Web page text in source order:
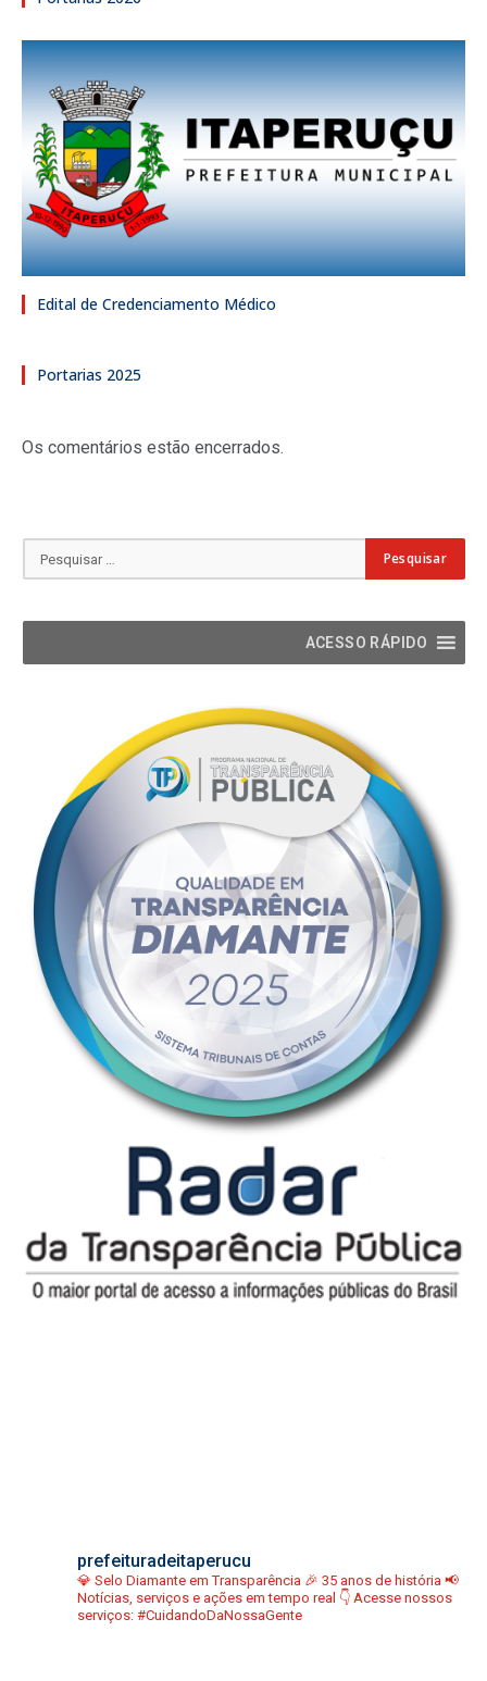
Edital de Credenciamento Médico
Portarias 2025
Os comentários estão encerrados.
ACESSO RÁPIDO
prefeituradeitaperucu
💎 Selo Diamante em Transparência 🎉 35 anos de história 📢
Notícias, serviços e ações em tempo real 👇 Acesse nossos
serviços: #CuidandoDaNossaGente